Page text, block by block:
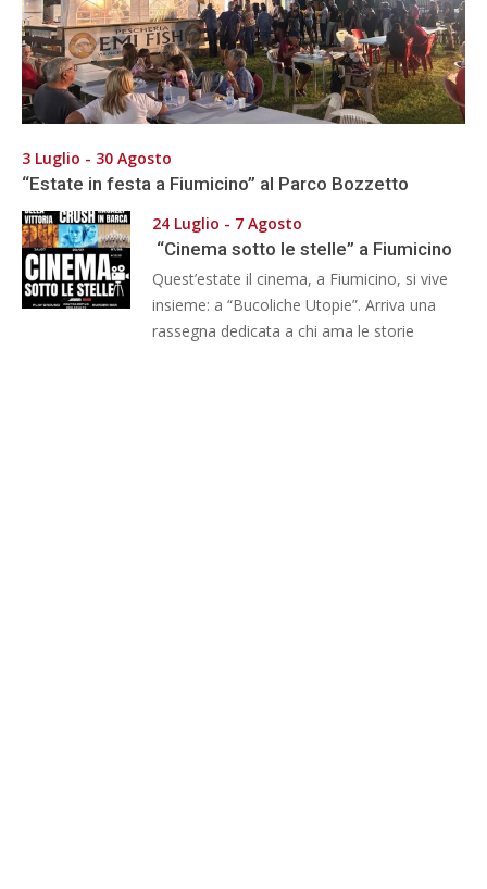
3 Luglio - 30 Agosto
“Estate in festa a Fiumicino” al Parco Bozzetto
24 Luglio - 7 Agosto
“Cinema sotto le stelle” a Fiumicino
Quest’estate il cinema, a Fiumicino, si vive
insieme: a “Bucoliche Utopie”. Arriva una
rassegna dedicata a chi ama le storie